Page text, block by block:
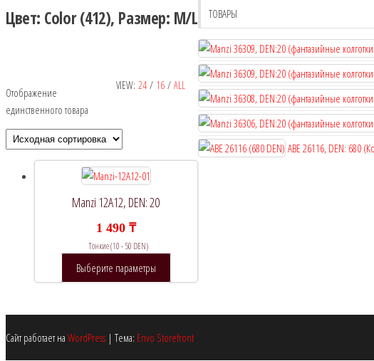
Цвет: Color (412), Размер: M/L
Рекомендуемый продукт
Категории товаров
Метки товаров
VIEW: 24 / 16 / ALL
Отображение
единственного товара
Manzi 12A12, DEN: 20
1 490 ₸
Тонкие (10 - 50 DEN)
Выберите параметры
товар
несколько
вариаций.
ТОВАРЫ
ABE 26116, DEN: 680
Сайт работает на WordPress | Тема: Envo Storefront